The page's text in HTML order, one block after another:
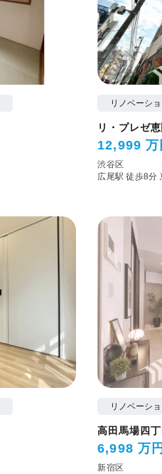
リノベーシ
リ・プレゼ
12,999 万
渋谷区
広尾駅 徒歩8分
リノベーシ
高田馬場四
6,998 万円
新宿区